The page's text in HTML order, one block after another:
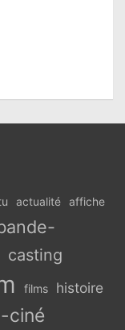
actualité affiche
casting
films histoire
ciné